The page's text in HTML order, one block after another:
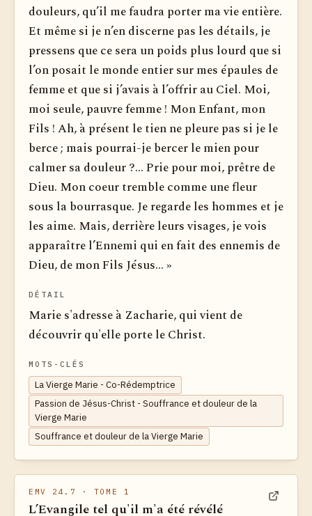
douleurs, qu’il me faudra porter ma vie entière.
Et même si je n’en discerne pas les détails, je
pressens que ce sera un poids plus lourd que si
l’on posait le monde entier sur mes épaules de
femme et que si j’avais à l’offrir au Ciel. Moi,
moi seule, pauvre femme ! Mon Enfant, mon
Fils ! Ah, à présent le tien ne pleure pas si je le
berce ; mais pourrai-je bercer le mien pour
calmer sa douleur ?... Prie pour moi, prêtre de
Dieu. Mon coeur tremble comme une fleur
sous la bourrasque. Je regarde les hommes et je
les aime. Mais, derrière leurs visages, je vois
apparaître l’Ennemi qui en fait des ennemis de
Dieu, de mon Fils Jésus... »
DÉTAIL
Marie s'adresse à Zacharie, qui vient de
découvrir qu'elle porte le Christ.
MOTS-CLÉS
La Vierge Marie - Co-Rédemptrice
Passion de Jésus-Christ - Souffrance et douleur de la
Vierge Marie
Souffrance et douleur de la Vierge Marie
EMV 24.7 · TOME 1
L’Evangile tel qu'il m'a été révélé